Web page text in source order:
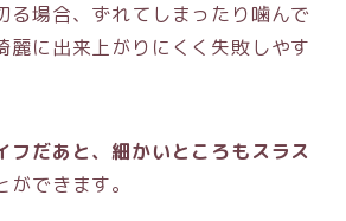
る場合、ずれてしまったり噛んで
麗に出来上がりにくく失敗しやす
フだあと、細かいところもスラス
ができます。